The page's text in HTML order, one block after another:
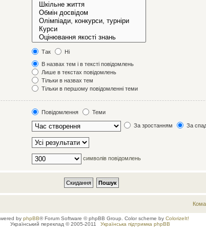
Так
Ні
В назвах тем і в тексті повідомлень
Лише в текстах повідомлень
Тільки в назвах тем
Тільки в першому повідомленні теми
Повідомлення
Теми
За зростанням За
символів повідомлень
by phpBB® Forum Software © phpBB Group. Color scheme by ColorizeIt!
Український переклад © 2005-2011
Українська підтримка phpBB